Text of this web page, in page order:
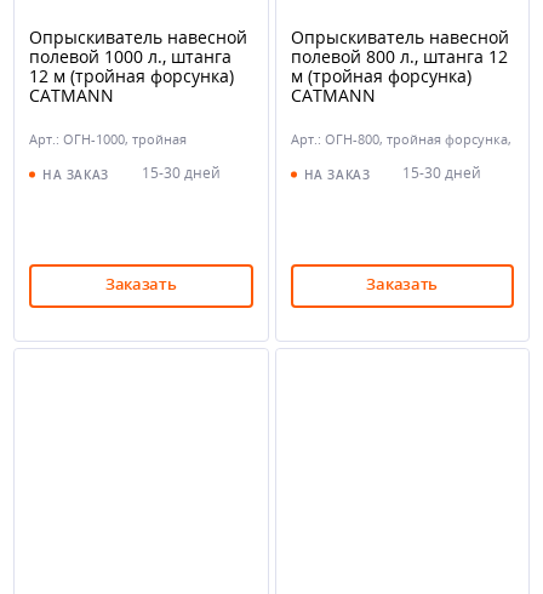
Опрыскиватель навесной
полевой 1000 л., штанга
12 м (тройная форсунка)
CATMANN
Арт.: ОГН-1000, тройная
НА ЗАКАЗ 15-30 дней
Заказать
Опрыскиватель навесной
полевой 800 л., штанга 12
м (тройная форсунка)
CATMANN
Арт.: ОГН-800, тройная форсунка,
НА ЗАКАЗ 15-30 дней
Заказать